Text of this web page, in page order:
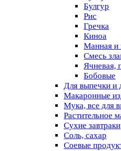
Булгур
Рис
Гречка
Киноа
Манная и
Смесь
Ячневая,
Бобовые
Для выпечки и
Макаронные
Мука, все для
Растительное
Сухие завтраки
Соль, сахар
Соевые